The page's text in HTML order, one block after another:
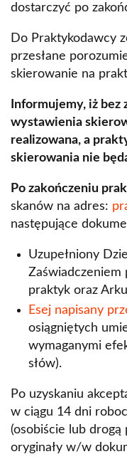
dostarczyć po
Do Praktykodawcy
przesłane
skierowanie na
Informujemy, iż
wystawienia
realizowana, a
skierowania nie
Po zakończeniu
skanów na adres:
następujące
Uzupełniony
Zaświadczeniem
praktyk oraz
Esej napisany
osiągniętych
wymaganymi
słów).
Po uzyskaniu
w ciągu 14 dni
(osobiście lub
oryginały w/w